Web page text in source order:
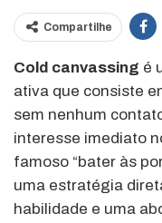
Compartilhe
Cold canvassing é
ativa que consiste
sem nenhum
interesse imediato
famoso “bater às
uma estratégia
habilidade e uma